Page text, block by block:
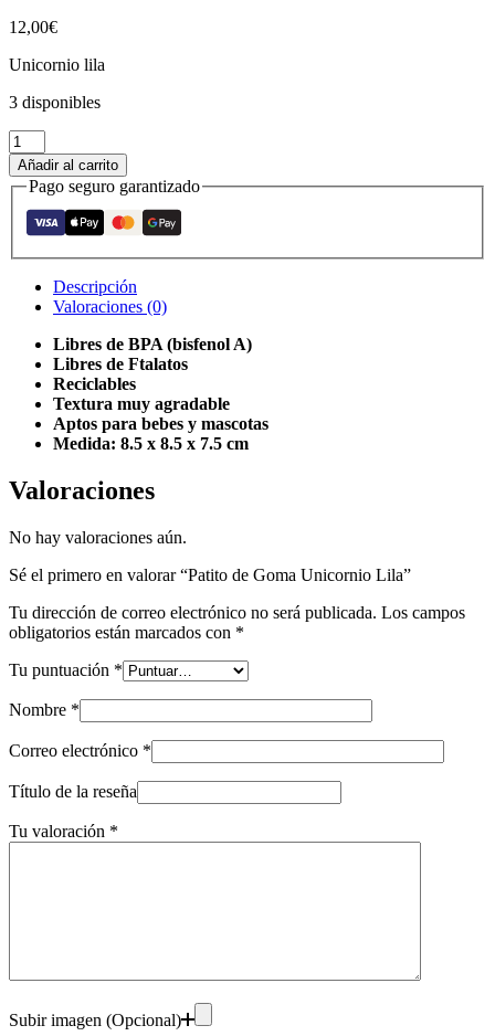
12,00€
Unicornio lila
3 disponibles
Patito
de
Goma
Unicornio
Lila
cantidad
Añadir al carrito
Pago seguro garantizado
Descripción
Valoraciones (0)
Libres de BPA (bisfenol A)
Libres de Ftalatos
Reciclables
Textura muy agradable
Aptos para bebes y mascotas
Medida: 8.5 x 8.5 x 7.5 cm
Valoraciones
No hay valoraciones aún.
Sé el primero en valorar “Patito de Goma Unicornio Lila”
Tu dirección de correo electrónico no será publicada. Los campos
obligatorios están marcados con *
Tu puntuación *
Nombre *
Correo electrónico *
Título de la reseña
Tu valoración *
Subir imagen (Opcional)